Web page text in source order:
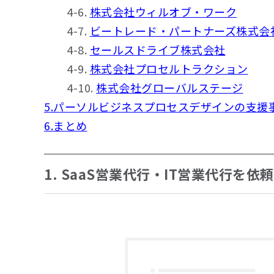
4-6. 株式会社ウィルオブ・ワーク
4-7. ビートレード・パートナーズ株式会
4-8. セールスドライブ株式会社
4-9. 株式会社プロセルトラクション
4-10. 株式会社グローバルステージ
5.パーソルビジネスプロセスデザインの支援
6.まとめ
1. SaaS営業代行・IT営業代行を依